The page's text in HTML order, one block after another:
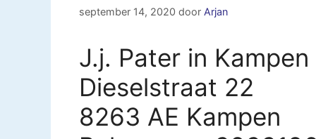
september 14, 2020 door Arjan
J.j. Pater in Kampen
Dieselstraat 22
8263 AE Kampen